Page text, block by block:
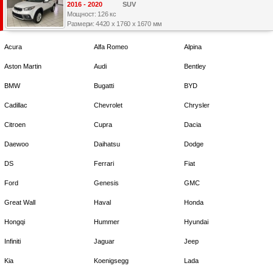
2016 - 2020
SUV
Мощност: 126 кс
Размери: 4420 x 1760 x 1670 мм
Acura Alfa Romeo Alpina
Aston Martin Audi Bentley
BMW Bugatti BYD
Cadillac Chevrolet Chrysler
Citroen Cupra Dacia
Daewoo Daihatsu Dodge
DS Ferrari Fiat
Ford Genesis GMC
Great Wall Haval Honda
Hongqi Hummer Hyundai
Infiniti Jaguar Jeep
Kia Koenigsegg Lada